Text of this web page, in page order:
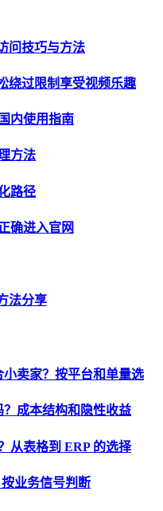
问技巧与方法
绕过限制享受视频乐趣
内使用指南
方法
路径
确进入官网
法分享
小卖家？按平台和单量选
？成本结构和隐性收益
从表格到 ERP 的选择
业务信号判断